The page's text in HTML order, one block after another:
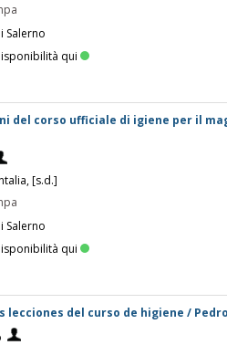
Salerno
qui
del corso ufficiale di igiene per il
[s.d.]
Salerno
qui
lecciones del curso de higiene /